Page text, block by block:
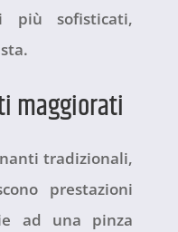
più sofisticati,
maggiorati
tradizionali,
prestazioni
ad una pinza